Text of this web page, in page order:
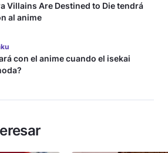
Villains Are Destined to Die tendrá
al anime
con el anime cuando el isekai